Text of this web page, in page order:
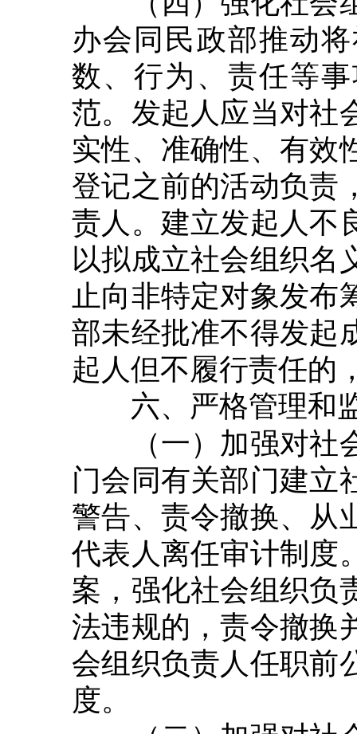
办会同民政部推动
数、行为、责任等
范。发起人应当对社
实性、准确性、有效
登记之前的活动负责
责人。建立发起人不
以拟成立社会组织名
止向非特定对象发布
部未经批准不得发起
起人但不履行责任的
六、严格管理和
（一）加强对社
门会同有关部门建立
警告、责令撤换、从
代表人离任审计制度
案，强化社会组织负
法违规的，责令撤换
会组织负责人任职前
度。